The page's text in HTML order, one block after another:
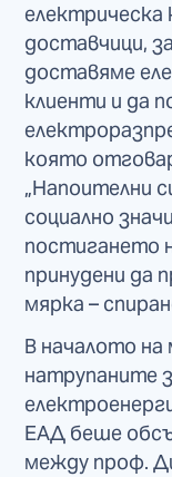
електрическа
доставчици,
доставяме
клиенти и да
която
„Напоителни
социално
постигането
принудени да
мярка –
В началото
натрупаните
ЕАД беше
между проф.